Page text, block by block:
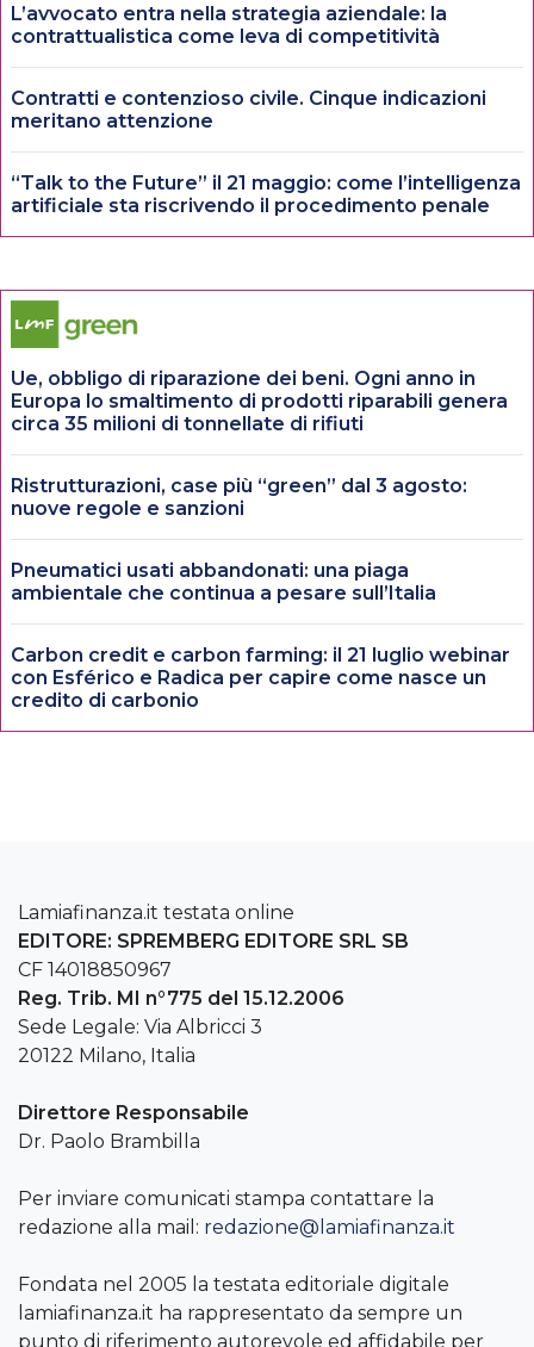
L’avvocato entra nella strategia aziendale: la
contrattualistica come leva di competitività
Contratti e contenzioso civile. Cinque indicazioni
meritano attenzione
“Talk to the Future” il 21 maggio: come l’intelligenza
artificiale sta riscrivendo il procedimento penale
Ue, obbligo di riparazione dei beni. Ogni anno in
Europa lo smaltimento di prodotti riparabili genera
circa 35 milioni di tonnellate di rifiuti
Ristrutturazioni, case più “green” dal 3 agosto:
nuove regole e sanzioni
Pneumatici usati abbandonati: una piaga
ambientale che continua a pesare sull’Italia
Carbon credit e carbon farming: il 21 luglio webinar
con Esférico e Radica per capire come nasce un
credito di carbonio
Lamiafinanza.it testata online
EDITORE: SPREMBERG EDITORE SRL SB
CF 14018850967
Reg. Trib. MI n°775 del 15.12.2006
Sede Legale: Via Albricci 3
20122 Milano, Italia
Direttore Responsabile
Dr. Paolo Brambilla
Per inviare comunicati stampa contattare la
redazione alla mail: redazione@lamiafinanza.it
Fondata nel 2005 la testata editoriale digitale
lamiafinanza.it ha rappresentato da sempre un
punto di riferimento autorevole ed affidabile per